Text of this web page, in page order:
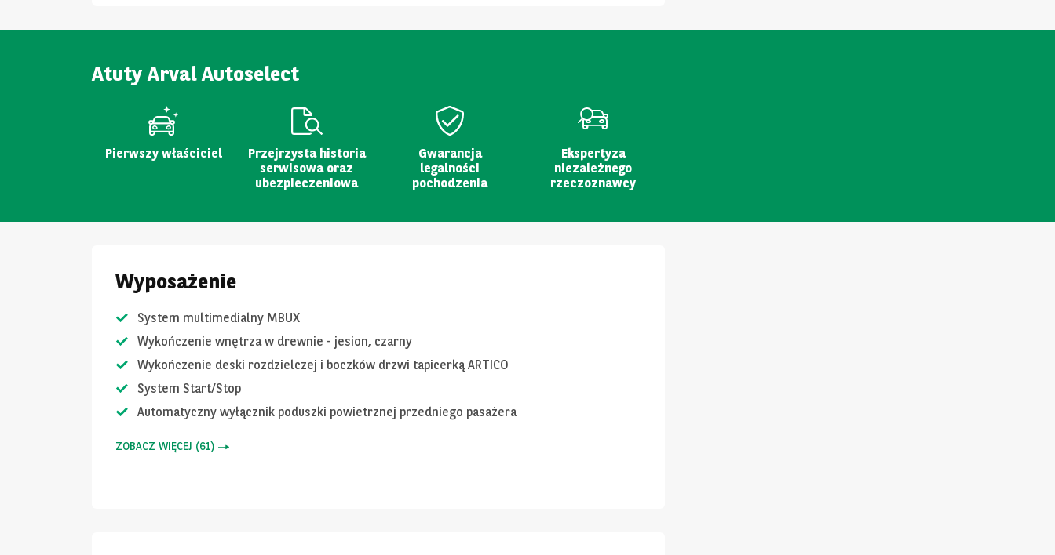
Atuty Arval Autoselect
Pierwszy właściciel
Przejrzysta historia
serwisowa oraz
ubezpieczeniowa
Gwarancja
legalności
pochodzenia
Ekspertyza
niezależnego
rzeczoznawcy
Wyposażenie
System multimedialny MBUX
Wykończenie wnętrza w drewnie - jesion, czarny
Wykończenie deski rozdzielczej i boczków drzwi tapicerką ARTICO
System Start/Stop
Automatyczny wyłącznik poduszki powietrznej przedniego pasażera
ZOBACZ WIĘCEJ (61)